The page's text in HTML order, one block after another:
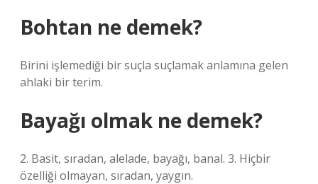
Bohtan ne demek?
Birini işlemediği bir suçla suçlamak anlamına gelen
ahlaki bir terim.
Bayağı olmak ne demek?
2. Basit, sıradan, alelade, bayağı, banal. 3. Hiçbir
özelliği olmayan, sıradan, yaygın.